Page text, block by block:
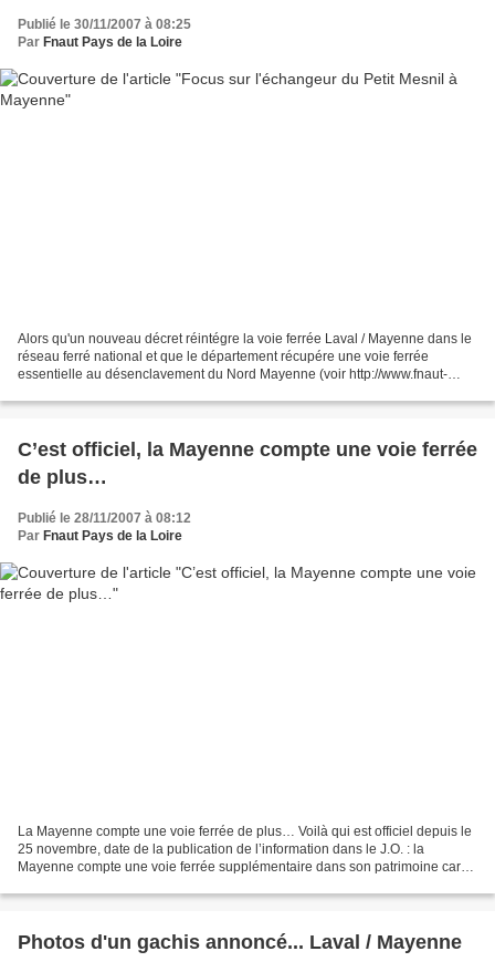
Publié le 30/11/2007 à 08:25
Par Fnaut Pays de la Loire
Alors qu'un nouveau décret réintégre la voie ferrée Laval / Mayenne dans le
réseau ferré national et que le département récupére une voie ferrée
essentielle au désenclavement du Nord Mayenne (voir http://www.fnaut-
C’est officiel, la Mayenne compte une voie ferrée
de plus…
Publié le 28/11/2007 à 08:12
Par Fnaut Pays de la Loire
La Mayenne compte une voie ferrée de plus… Voilà qui est officiel depuis le
25 novembre, date de la publication de l’information dans le J.O. : la
Mayenne compte une voie ferrée supplémentaire dans son patrimoine car
Photos d'un gachis annoncé... Laval / Mayenne